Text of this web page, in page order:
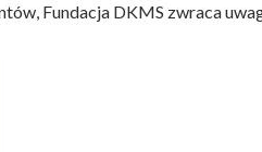
Fundacja DKMS zwraca